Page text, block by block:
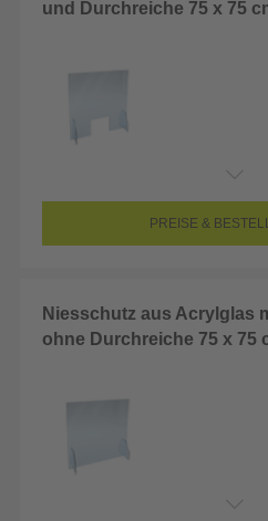
und Durchreiche 75 x 75
PREISE &
Niesschutz aus Acrylglas
ohne Durchreiche 75 x 75